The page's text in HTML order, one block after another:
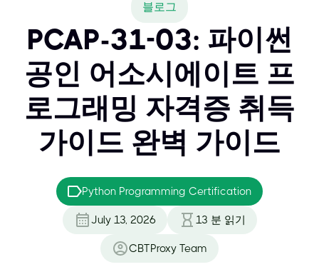
블로그
PCAP-31-03: 파이썬
공인 어소시에이트 프
로그래밍 자격증 취득
가이드 완벽 가이드
Python Programming Certification
July 13, 2026 13 분 읽기
CBTProxy Team